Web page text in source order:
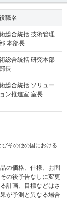
役職名
総合統括 技術管理
本部長
総合統括 研究本部
長
総合統括 ソリュー
ン推進室 室長
びその他の国における
の価格、仕様、お問
の後予告なしに変更
計画、目標などはさ
が予測と異なる場合